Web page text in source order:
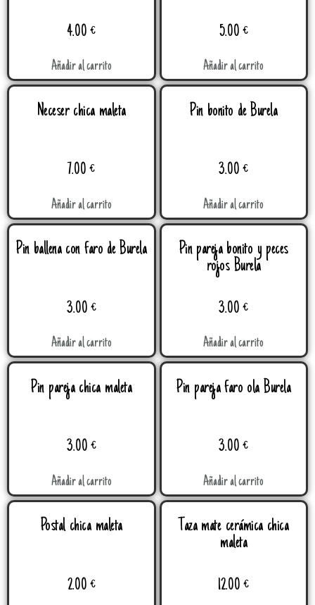
4.00 €
Añadir al carrito
5.00 €
Añadir al carrito
Neceser chica maleta
7.00€
Añadir al carrito
Pin bonito de Burela
3.00€
Añadir al carrito
Pin ballena con faro de Burela
3.00 €
Añadir al carrito
Pin pareja bonito y peces
rojos Burela
3.00€
Añadir al carrito
Pin pareja chica maleta
3.00 €
Añadir al carrito
Pin pareja faro ola Burela
3.00€
Añadir al carrito
Postal chica maleta
2.00 €
Taza mate cerámica chica
maleta
12.00€